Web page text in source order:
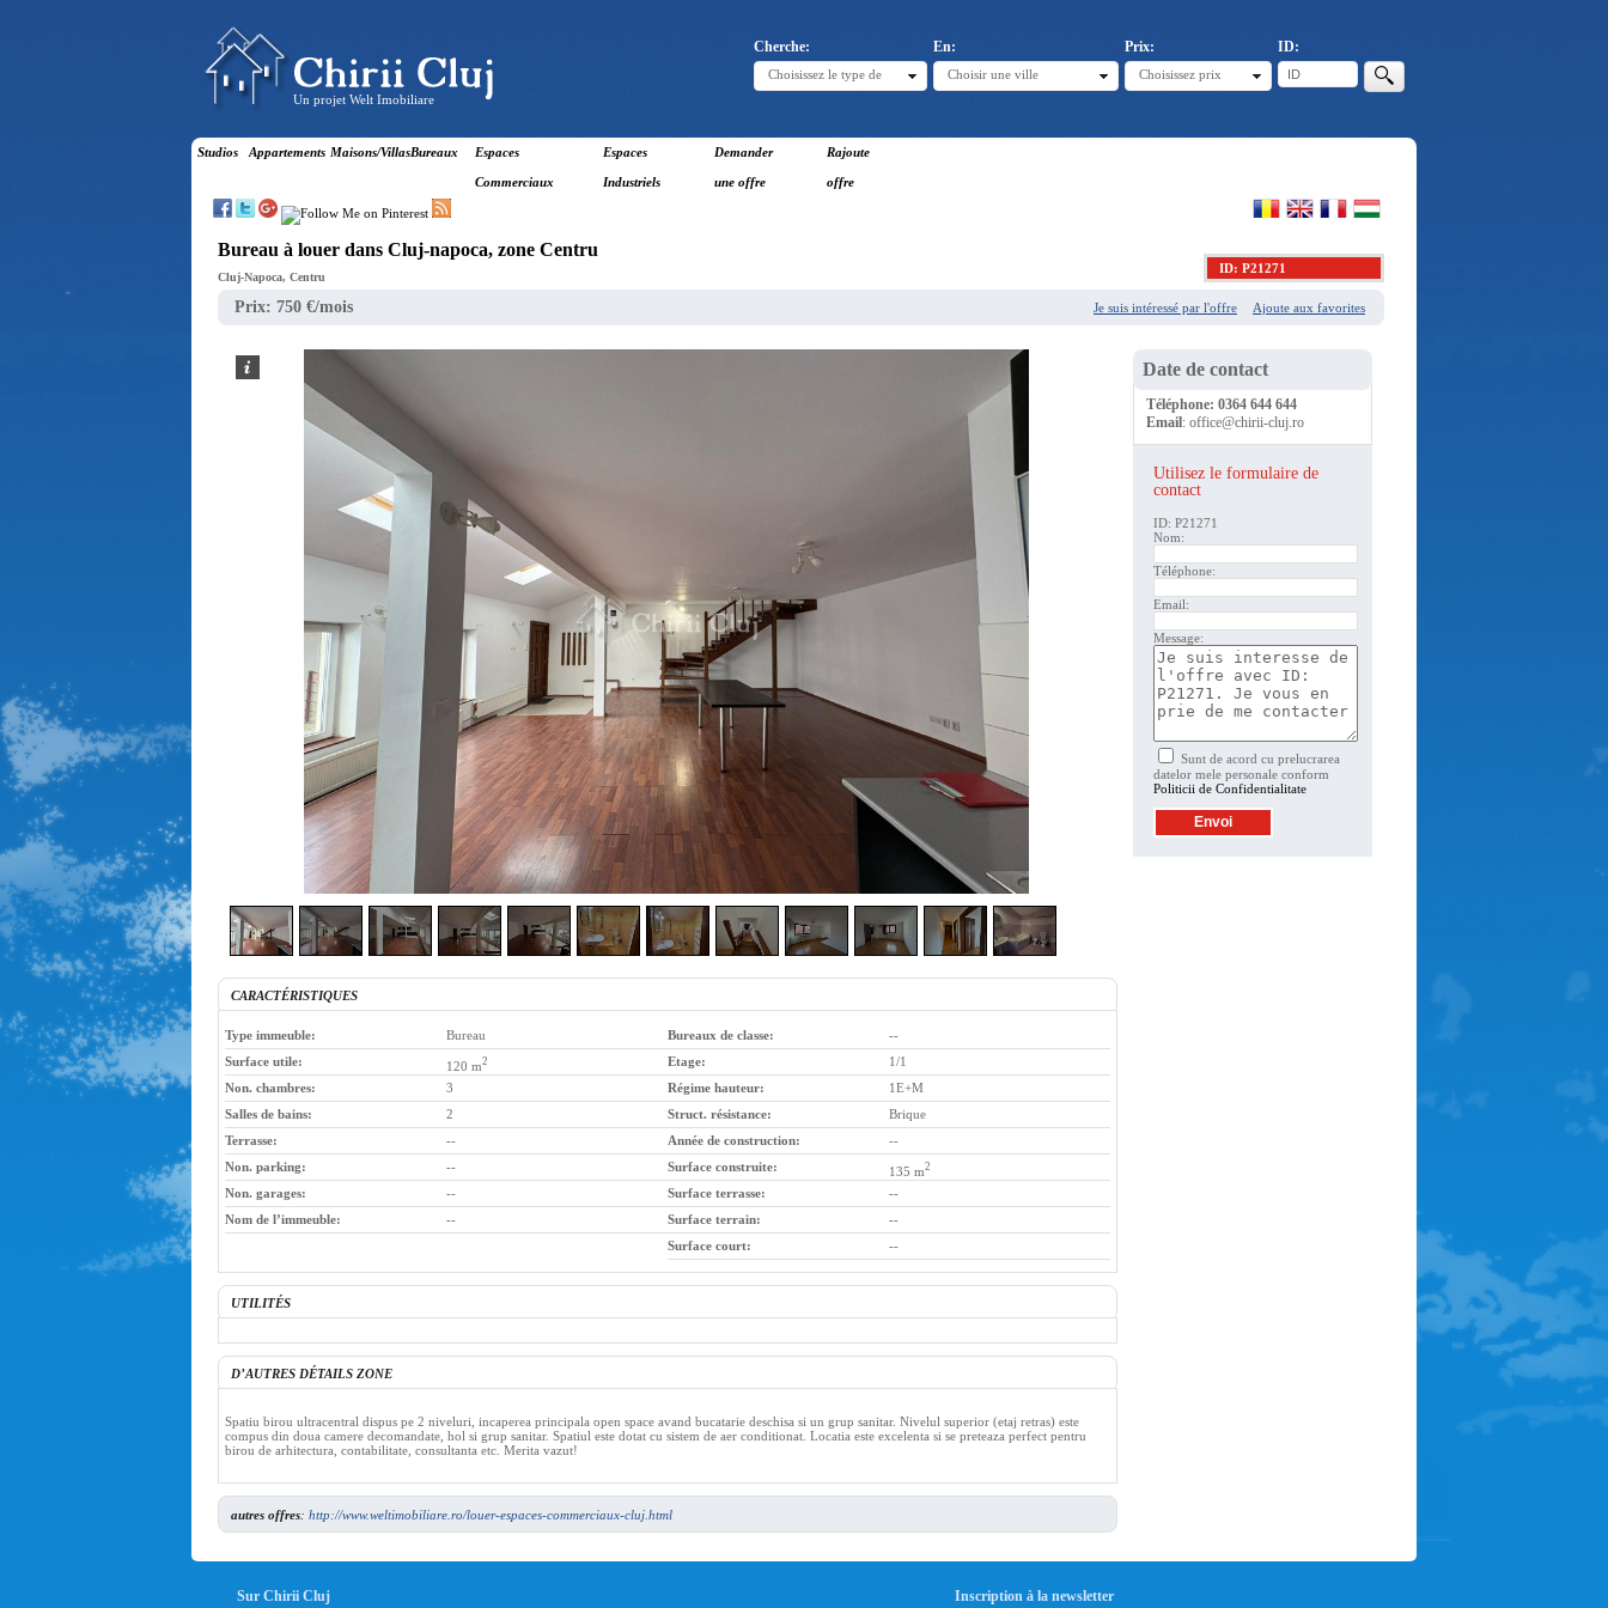
Un projet Welt Imobiliare
Cherche:
Choisissez le type de
En:
Choisir une ville
Prix:
Choisissez prix
ID:
Studios Appartements Maisons/VillasBureaux Espaces
Commerciaux
Espaces
Industriels
Demander
une offre
Rajoute
offre
Bureau à louer dans Cluj-napoca, zone Centru
Cluj-Napoca, Centru
ID: P21271
Prix: 750 €/mois Je suis intéressé par l'offre Ajoute aux favorites
CARACTÉRISTIQUES
Type immeuble:
Bureau
Surface utile:
120 m2
Non. chambres:
3
Salles de bains:
2
Terrasse:
--
Non. parking:
--
Non. garages:
--
Nom de l’immeuble:
--
Bureaux de classe:
--
Etage:
1/1
Régime hauteur:
1E+M
Struct. résistance:
Brique
Année de construction:
--
Surface construite:
135 m2
Surface terrasse:
--
Surface terrain:
--
Surface court:
--
UTILITÉS
D’AUTRES DÉTAILS ZONE
Spatiu birou ultracentral dispus pe 2 niveluri, incaperea principala open space avand bucatarie deschisa si un grup sanitar. Nivelul superior (etaj retras) este
compus din doua camere decomandate, hol si grup sanitar. Spatiul este dotat cu sistem de aer conditionat. Locatia este excelenta si se preteaza perfect pentru
birou de arhitectura, contabilitate, consultanta etc. Merita vazut!
autres offres: http://www.weltimobiliare.ro/louer-espaces-commerciaux-cluj.html
Date de contact
Téléphone: 0364 644 644
Email: office@chirii-cluj.ro
Utilisez le formulaire de
contact
ID: P21271
Nom:
Téléphone:
Email:
Message:
Sunt de acord cu prelucrarea
datelor mele personale conform
Politicii de Confidentialitate
Sur Chirii Cluj Inscription à la newsletter